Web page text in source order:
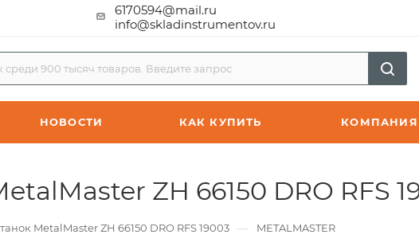
6170594@mail.ru
info@skladinstrumentov.ru
НОВОСТИ КАК КУПИТЬ КОМПАНИЯ
ZH 66150 DRO RFS
MetalMaster ZH 66150 DRO RFS 19003 — METALMASTER